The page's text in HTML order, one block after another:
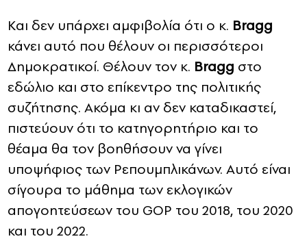
Και δεν υπάρχει αμφιβολία ότι ο κ. Bragg
κάνει αυτό που θέλουν οι περισσότεροι
Δημοκρατικοί. Θέλουν τον κ. Bragg στο
εδώλιο και στο επίκεντρο της πολιτικής
συζήτησης. Ακόμα κι αν δεν καταδικαστεί,
πιστεύουν ότι το κατηγορητήριο και το
θέαμα θα τον βοηθήσουν να γίνει
υποψήφιος των Ρεπουμπλικάνων. Αυτό είναι
σίγουρα το μάθημα των εκλογικών
απογοητεύσεων του GOP του 2018, του 2020
και του 2022.